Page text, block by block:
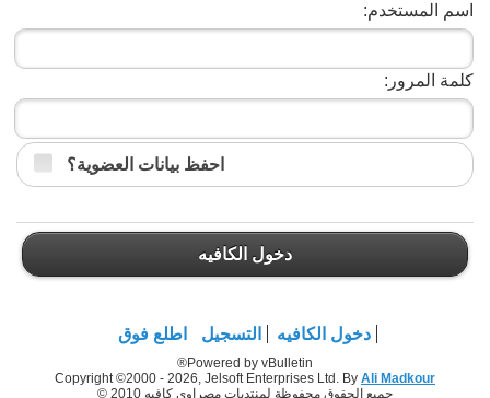
اسم المستخدم:
كلمة المرور:
احفظ بيانات العضوية؟
دخول الكافيه
دخول الكافيه التسجيل اطلع فوق
Powered by vBulletin®
Copyright ©2000 - 2026, Jelsoft Enterprises Ltd. By Ali Madkour
جميع الحقوق محفوظة لمنتديات مصراوي كافيه 2010 ©